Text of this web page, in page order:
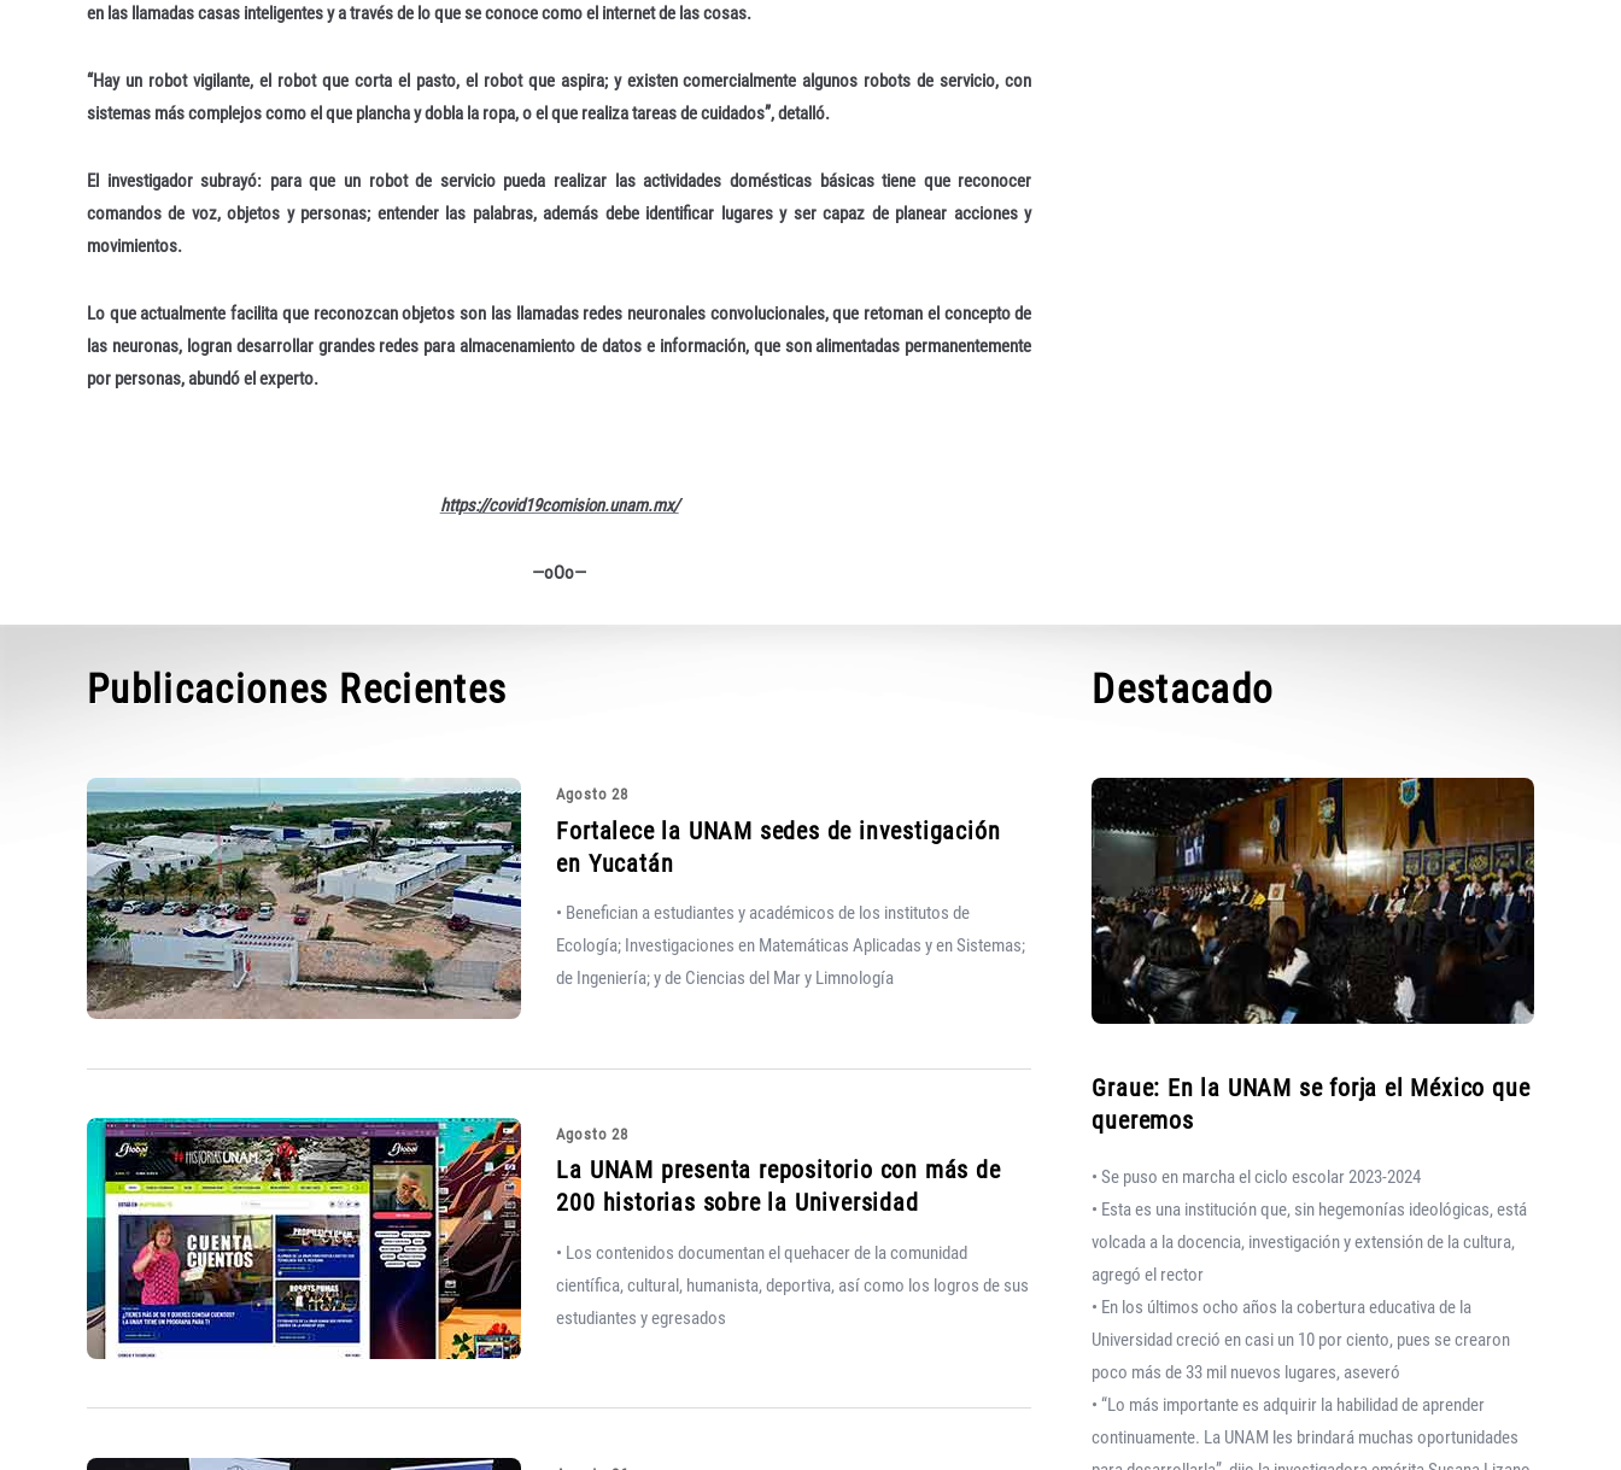
en las llamadas casas inteligentes y a través de lo que se conoce como el internet de las cosas.
“Hay un robot vigilante, el robot que corta el pasto, el robot que aspira; y existen comercialmente algunos robots de servicio, con
sistemas más complejos como el que plancha y dobla la ropa, o el que realiza tareas de cuidados”, detalló.
El investigador subrayó: para que un robot de servicio pueda realizar las actividades domésticas básicas tiene que reconocer
comandos de voz, objetos y personas; entender las palabras, además debe identificar lugares y ser capaz de planear acciones y
movimientos.
Lo que actualmente facilita que reconozcan objetos son las llamadas redes neuronales convolucionales, que retoman el concepto de
las neuronas, logran desarrollar grandes redes para almacenamiento de datos e información, que son alimentadas permanentemente
por personas, abundó el experto.
https://covid19comision.unam.mx/
—oOo—
Publicaciones Recientes
Agosto 28
Fortalece la UNAM sedes de investigación
en Yucatán
• Benefician a estudiantes y académicos de los institutos de
Ecología; Investigaciones en Matemáticas Aplicadas y en Sistemas;
de Ingeniería; y de Ciencias del Mar y Limnología
Agosto 28
La UNAM presenta repositorio con más de
200 historias sobre la Universidad
• Los contenidos documentan el quehacer de la comunidad
científica, cultural, humanista, deportiva, así como los logros de sus
estudiantes y egresados
Destacado
Graue: En la UNAM se forja el México que
queremos
• Se puso en marcha el ciclo escolar 2023-2024
• Esta es una institución que, sin hegemonías ideológicas, está
volcada a la docencia, investigación y extensión de la cultura,
agregó el rector
• En los últimos ocho años la cobertura educativa de la
Universidad creció en casi un 10 por ciento, pues se crearon
poco más de 33 mil nuevos lugares, aseveró
• “Lo más importante es adquirir la habilidad de aprender
continuamente. La UNAM les brindará muchas oportunidades